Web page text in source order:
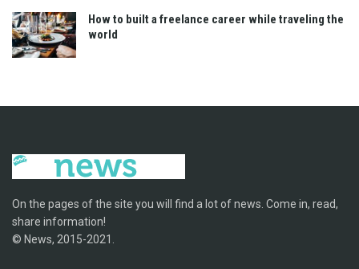
How to built a freelance career while traveling the
world
On the pages of the site you will find a lot of news. Come in, read,
share information!
© News, 2015-2021.